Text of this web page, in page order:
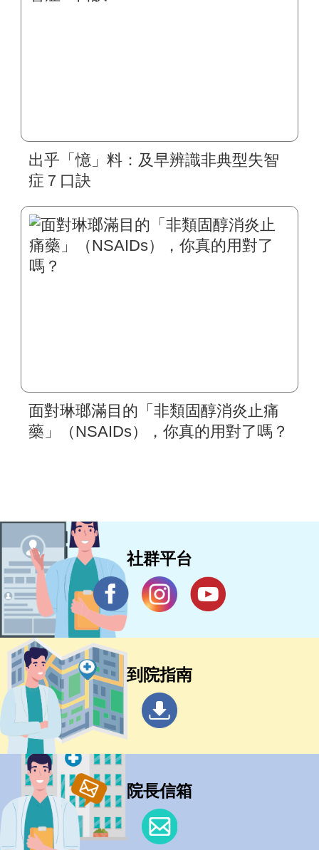
出乎「憶」料：及早辨識非典型失智
症７口訣
面對琳瑯滿目的「非類固醇消炎止痛
藥」（NSAIDs），你真的用對了嗎？
社群平台
到院指南
院長信箱